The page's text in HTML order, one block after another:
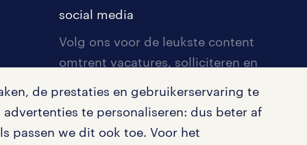
de prestaties en gebruikerservaring te
te personaliseren: dus beter af
passen we dit ook toe. Voor het
social media
Volg ons voor de leukste content
omtrent vacatures, solliciteren en